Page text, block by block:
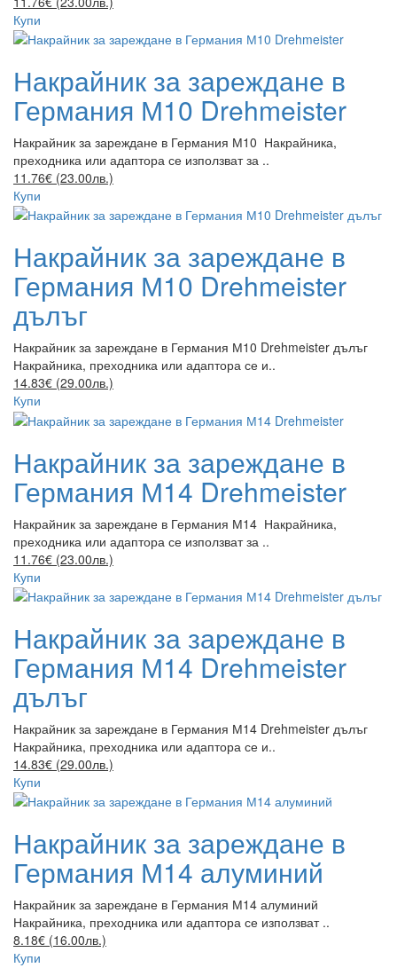
Купи
Накрайник за зареждане в
Германия М10 Drehmeister
Накрайник за зареждане в Германия М10 Накрайника,
преходника или адаптора се използват за ..
11.76€ (23.00лв.)
Купи
Накрайник за зареждане в
Германия М10 Drehmeister
дълъг
Накрайник за зареждане в Германия М10 Drehmeister дълъг
Накрайника, преходника или адаптора се и..
14.83€ (29.00лв.)
Купи
Накрайник за зареждане в
Германия М14 Drehmeister
Накрайник за зареждане в Германия М14 Накрайника,
преходника или адаптора се използват за ..
11.76€ (23.00лв.)
Купи
Накрайник за зареждане в
Германия М14 Drehmeister
дълъг
Накрайник за зареждане в Германия М14 Drehmeister дълъг
Накрайника, преходника или адаптора се и..
14.83€ (29.00лв.)
Купи
Накрайник за зареждане в
Германия М14 алуминий
Накрайник за зареждане в Германия М14 алуминий
Накрайника, преходника или адаптора се използват ..
8.18€ (16.00лв.)
Купи